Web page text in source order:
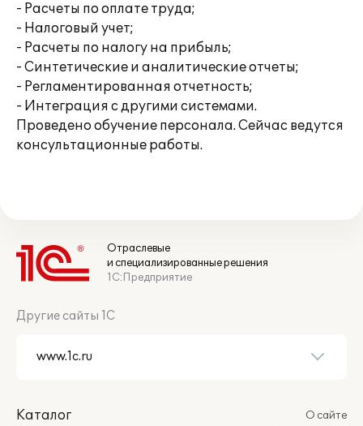
- Расчеты по оплате труда;
- Налоговый учет;
- Расчеты по налогу на прибыль;
- Синтетические и аналитические отчеты;
- Регламентированная отчетность;
- Интеграция с другими системами.
Проведено обучение персонала. Сейчас ведутся
консультационные работы.
Отраслевые
и специализированные решения
1С:Предприятие
Другие сайты 1С
Каталог
О сайте